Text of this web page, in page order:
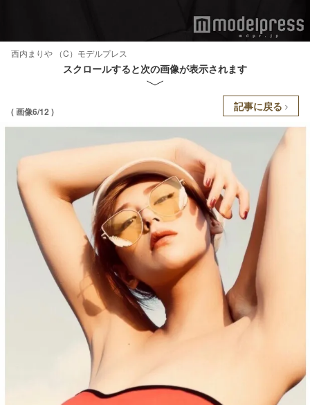
西内まりや （C）モデルプレス
スクロールすると次の画像が表示されます
( 画像6/12 ) 記事に戻る